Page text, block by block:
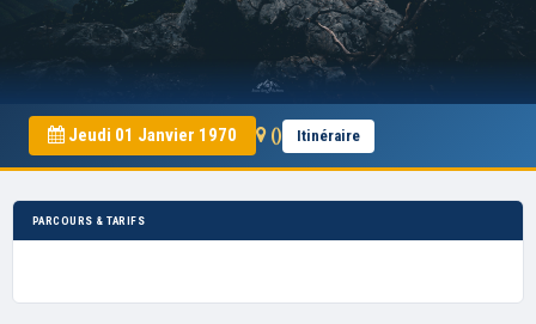
Jeudi 01 Janvier 1970 () Itinéraire
PARCOURS & TARIFS